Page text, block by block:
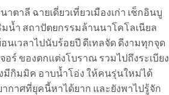
าตาลี ฉายเดี่ยวเที่ยวเมืองเก่า เช็กอินบู
น้ำ สถาปัตยกรรมล้านนาโคโลเนียล
นเวลาไปนับร้อยปี ดีเทลจัด ดีงามทุกจุด
อร์ ของตกแต่งโบราณ รวมไปถึงระเบียง
งมีกิมมิค อาบน้ำโอ่ง ให้คนรุ่นใหม่ได้
กาศที่ยุคนี้หาได้ยาก และยังพาไปรู้จัก